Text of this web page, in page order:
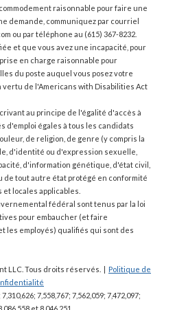
raisonnable pour faire une
demande, communiquez par courriel
ou par téléphone au (615) 367-8232.
et que vous avez une incapacité, pour
en charge raisonnable pour
du poste auquel vous posez votre
vertu de l'Americans with Disabilities Act
au principe de l'égalité d'accès à
d'emploi égales à tous les candidats
de religion, de genre (y compris la
d'identité ou d'expression sexuelle,
d'information génétique, d'état civil,
de tout autre état protégé en conformité
locales applicables.
fédéral sont tenus par la loi
pour embaucher (et faire
les employés) qualifiés qui sont des
LLC. Tous droits réservés. | Politique de
7,558,767; 7,562,059; 7,472,097;